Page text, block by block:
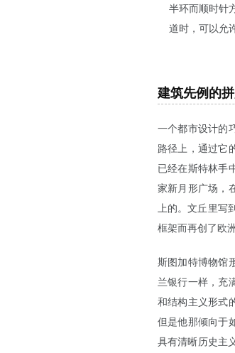
半环而顺时针
道时，可以允
建筑先例的
一个都市设计的
路径上，通过它
已经在斯特林手
家新月形广场，
上的。文丘里写
框架而再创了欧
斯图加特博物馆
兰银行一样，充
和结构主义形式
但是他那倾向于
具有清晰历史主